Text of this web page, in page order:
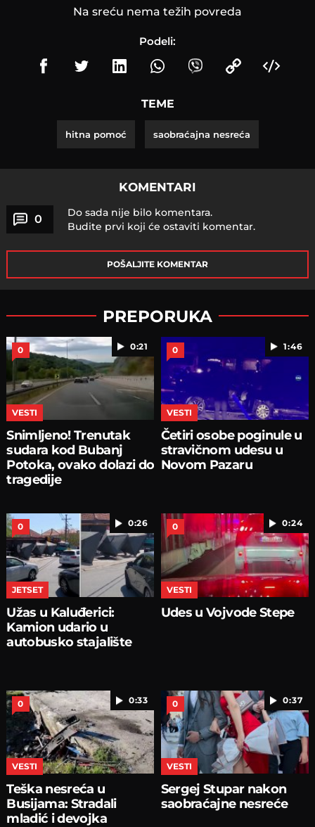
Na sreću nema težih povreda
Podeli:
TEME
hitna pomoć saobraćajna nesreća
KOMENTARI
0
Do sada nije bilo komentara.
Budite prvi koji će ostaviti komentar.
POŠALJITE KOMENTAR
PREPORUKA
0:21
0
VESTI
Snimljeno! Trenutak
sudara kod Bubanj
Potoka, ovako dolazi do
tragedije
1:46
0
VESTI
Četiri osobe poginule u
stravičnom udesu u
Novom Pazaru
0:26
0
JETSET
Užas u Kaluđerici:
Kamion udario u
autobusko stajalište
0:24
0
VESTI
Udes u Vojvode Stepe
0:33
0
VESTI
Teška nesreća u
Busijama: Stradali
mladić i devojka
0:37
0
VESTI
Sergej Stupar nakon
saobraćajne nesreće